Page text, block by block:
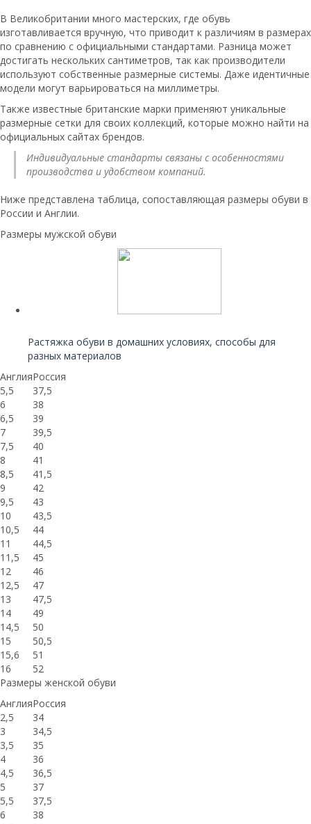
В Великобритании много мастерских, где обувь
изготавливается вручную, что приводит к различиям в размерах
по сравнению с официальными стандартами. Разница может
достигать нескольких сантиметров, так как производители
используют собственные размерные системы. Даже идентичные
модели могут варьироваться на миллиметры.
Также известные британские марки применяют уникальные
размерные сетки для своих коллекций, которые можно найти на
официальных сайтах брендов.
Индивидуальные стандарты связаны с особенностями
производства и удобством компаний.
Ниже представлена таблица, сопоставляющая размеры обуви в
России и Англии.
Размеры мужской обуви
Растяжка обуви в домашних условиях, способы для
разных материалов
АнглияРоссия
5,5
37,5
6
38
6,5
39
7
39,5
7,5
40
8
41
8,5
41,5
9
42
9,5
43
10
43,5
10,5
44
11
44,5
11,5
45
12
46
12,5
47
13
47,5
14
49
14,5
50
15
50,5
15,6
51
16
52
Размеры женской обуви
АнглияРоссия
2,5
34
3
34,5
3,5
35
4
36
4,5
36,5
5
37
5,5
37,5
6
38